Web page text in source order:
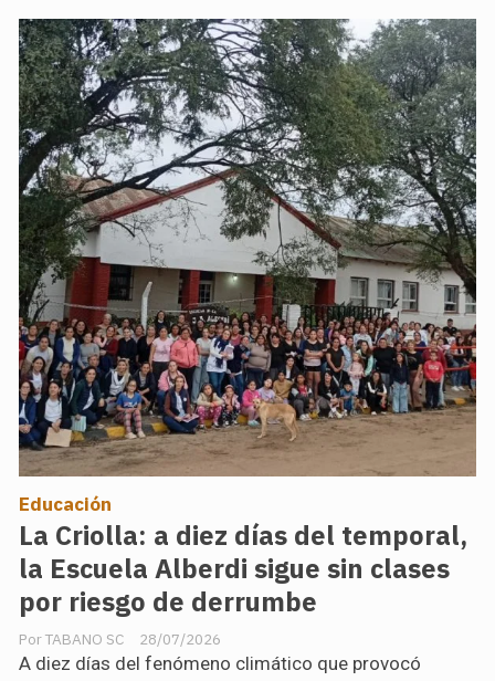
La Criolla: a diez días del temporal,
la Escuela Alberdi sigue sin clases
por riesgo de derrumbe
TABANO SC
Educación
28/07/2026
A diez días del fenómeno climático que provocó